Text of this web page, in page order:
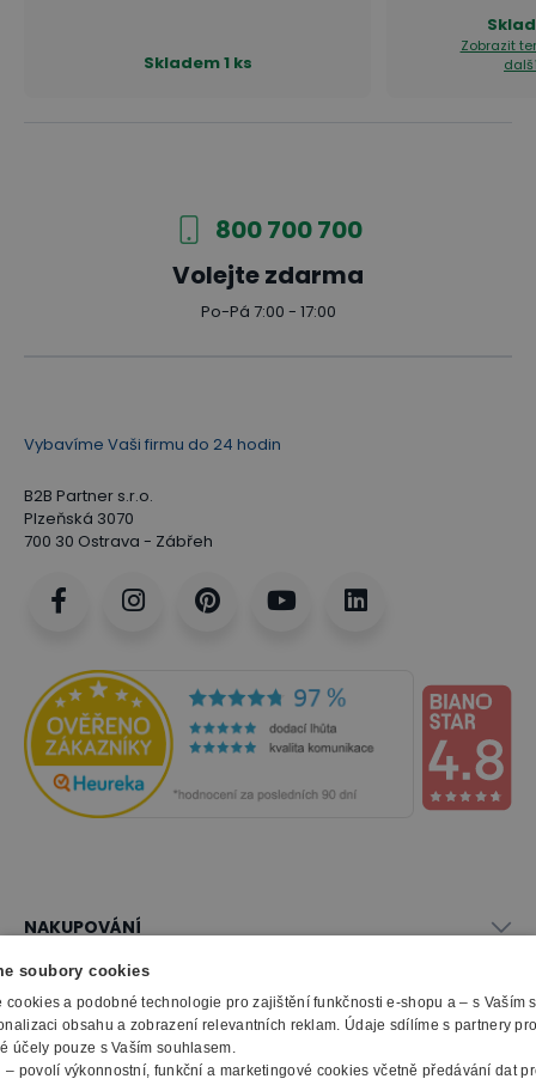
Skladem1 ks
Zobrazit
800 700 700
Volejte zdarma
Po-Pá 7:00 - 17:00
Vybavíme Vaši firmu do 24 hodin
B2B Partner s.r.o.
Plzeňská 3070
700 30 Ostrava - Zábřeh
NAKUPOVÁNÍ
Vše o nákupu
Obchodní podmínky
Doprava a montáž
Možnosti platby
SLUŽBY
Naše katalogy
Reklamační formulář
O FIRMĚ
soubory cookies
cookies a podobné technologie pro zajištění funkčnosti e-shopu a – s Vaším
obsahu a zobrazení relevantních reklam. Údaje sdílíme s partnery
účely pouze s Vaším souhlasem.
– povolí výkonnostní, funkční a marketingové cookies včetně předávání dat